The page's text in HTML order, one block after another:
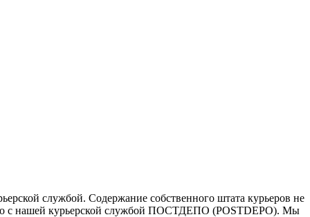
службой. Содержание собственного штата курьеров не
с нашей курьерской службой ПОСТДЕПО (POSTDEPO). Мы